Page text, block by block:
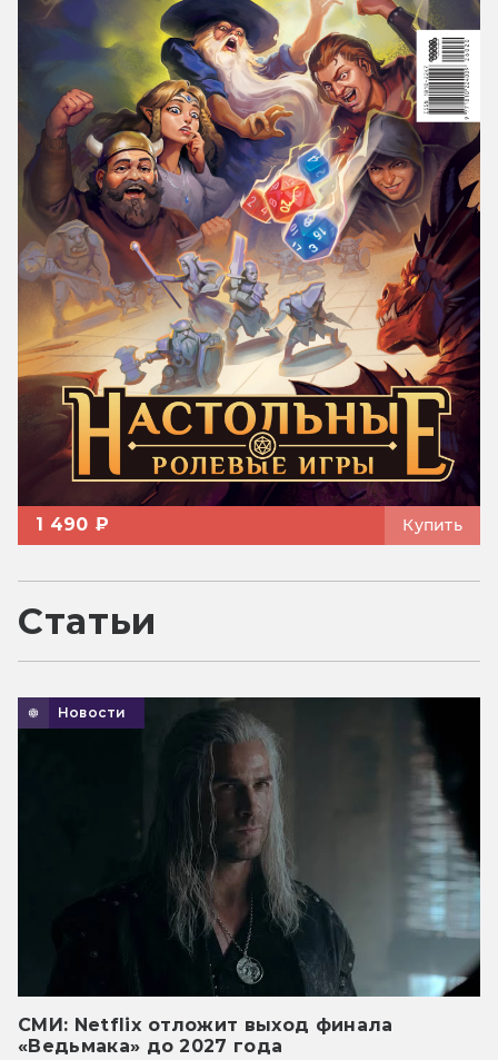
1 490 ₽ Купить
Статьи
Новости
СМИ: Netflix отложит выход финала
«Ведьмака» до 2027 года